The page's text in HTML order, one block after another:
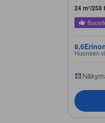
24 m²/258
8,6
Huoneen